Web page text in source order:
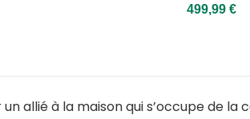
499,99 €
allié à la maison qui s’occupe de